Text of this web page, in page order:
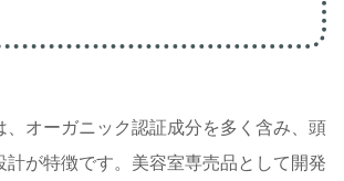
、オーガニック認証成分を多く含み、頭
計が特徴です。美容室専売品として開発